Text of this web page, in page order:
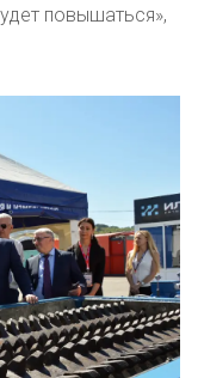
повышаться»,